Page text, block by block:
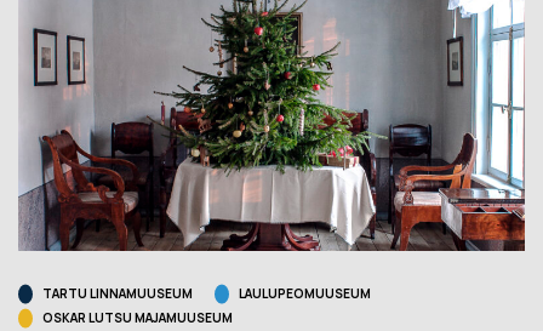
TARTU LINNAMUUSEUM
LAULUPEOMUUSEUM
OSKAR LUTSU MAJAMUUSEUM